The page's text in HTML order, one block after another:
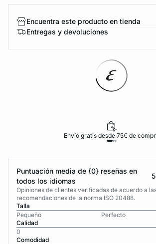
Encuentra este producto en tienda
Entregas y devoluciones
Envío gratis desde 75€ de
Puntuación media de {0} reseñas en
todos los idiomas
Opiniones de clientes verificadas de acuerdo a
recomendaciones de la norma ISO 20488.
Talla
Pequeño
Perfecto
Calidad
0
Comodidad